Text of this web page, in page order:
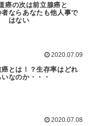
癌の次は前立腺癌と
者ならあなたも他人事で
はない
2020.07.09
癌とは！？生存率はどれ
いなのか・・・
2020.07.08